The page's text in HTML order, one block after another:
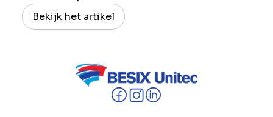
Bekijk het artikel